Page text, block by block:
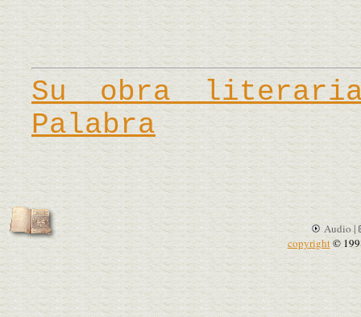
Su obra
Palabra
Audio |
copyright©